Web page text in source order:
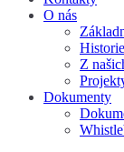
O nás
Historie
Z
Dokumenty